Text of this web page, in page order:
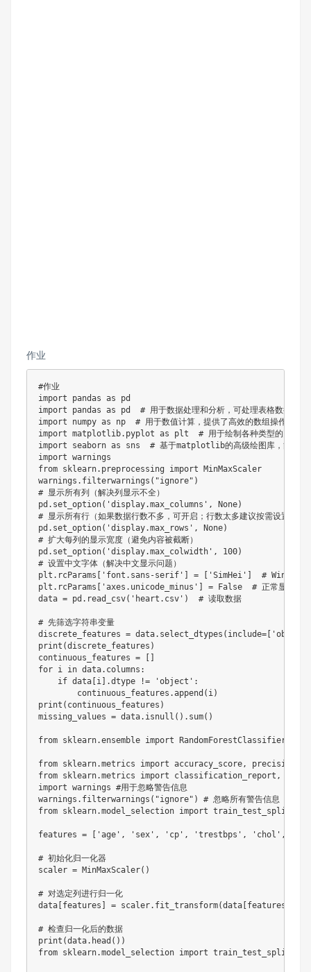
作业
#作业
import pandas as pd
import pandas as pd  # 用于数据处理和分析，可处理表格数据。
import numpy as np  # 用于数值计算，提供了高效的数组操作。
import matplotlib.pyplot as plt  # 用于绘制各种类型的图表
import seaborn as sns  # 基于matplotlib的高级绘图库，能绘制更
import warnings
from sklearn.preprocessing import MinMaxScaler
warnings.filterwarnings("ignore")
# 显示所有列（解决列显示不全）
pd.set_option('display.max_columns', None)
# 显示所有行（如果数据行数不多，可开启；行数太多建议按需设置，比
pd.set_option('display.max_rows', None)
# 扩大每列的显示宽度（避免内容被截断）
pd.set_option('display.max_colwidth', 100)
# 设置中文字体（解决中文显示问题）
plt.rcParams['font.sans-serif'] = ['SimHei']  # Windows系
plt.rcParams['axes.unicode_minus'] = False  # 正常显示负号
data = pd.read_csv('heart.csv')  # 读取数据
# 先筛选字符串变量
discrete_features =
print(discrete_features)
continuous_features = []
for i in data.columns:
    if data[i].dtype != 'object':
        continuous_features.append(i)
print(continuous_features)
missing_values = data.isnull().sum()
from sklearn.ensemble import RandomForestClassifier #随机
from sklearn.metrics import accuracy_score,
from sklearn.metrics import classification_report,
import warnings #用于忽略警告信息
warnings.filterwarnings("ignore") # 忽略所有警告信息
from sklearn.model_selection import train_test_split
features = ['age', 'sex', 'cp', 'trestbps', 'chol',
# 初始化归一化器
scaler = MinMaxScaler()
# 对选定列进行归一化
data[features] = scaler.fit_transform(data[features])
# 检查归一化后的数据
print(data.head())
from sklearn.model_selection import train_test_split